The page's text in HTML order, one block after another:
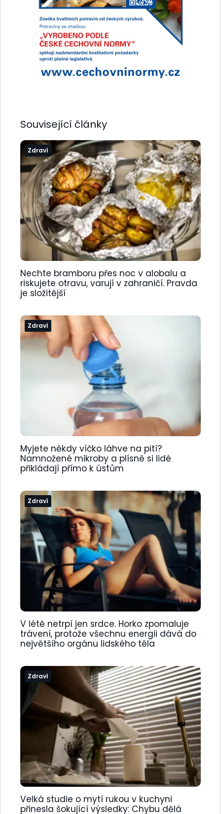
Související články
Zdraví
Nechte bramboru přes noc v alobalu a
riskujete otravu, varují v zahraničí. Pravda
je složitější
Zdraví
Myjete někdy víčko láhve na pití?
Namnožené mikroby a plísně si lidé
přikládají přímo k ústům
Zdraví
V létě netrpí jen srdce. Horko zpomaluje
trávení, protože všechnu energii dává do
největšího orgánu lidského těla
Zdraví
Velká studie o mytí rukou v kuchyni
přinesla šokující výsledky: Chybu dělá